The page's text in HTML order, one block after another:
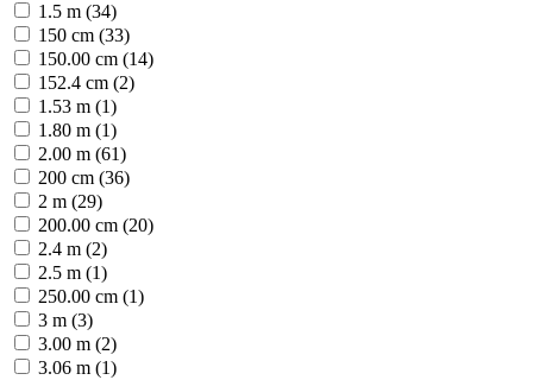
1.5 m (34)
150 cm (33)
150.00 cm (14)
152.4 cm (2)
1.53 m (1)
1.80 m (1)
2.00 m (61)
200 cm (36)
2 m (29)
200.00 cm (20)
2.4 m (2)
2.5 m (1)
250.00 cm (1)
3 m (3)
3.00 m (2)
3.06 m (1)